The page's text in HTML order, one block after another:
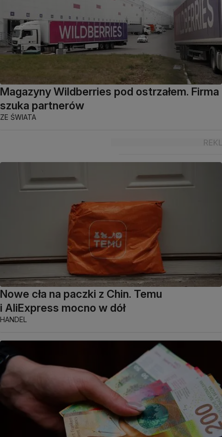
Magazyny Wildberries pod ostrzałem. Firma
szuka partnerów
ZE ŚWIATA
Nowe cła na paczki z Chin. Temu
i AliExpress mocno w dół
HANDEL